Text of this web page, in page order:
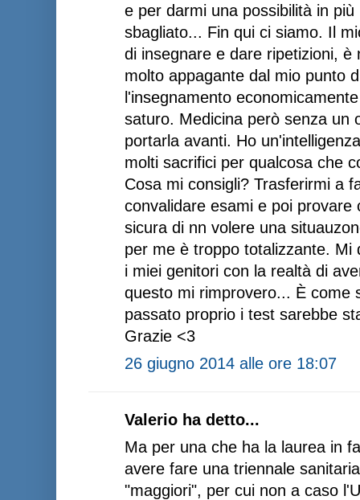
e per darmi una possibilità in
sbagliato... Fin qui ci siamo. Il
di insegnare e dare ripetizioni,
molto appagante dal mio punto
l'insegnamento
saturo. Medicina però senza un
portarla avanti. Ho
molti sacrifici per qualcosa che
Cosa mi consigli? Trasferirmi a
convalidare esami e poi
sicura di nn volere una
per me è troppo totalizzante. Mi
i miei genitori con la realtà di
questo mi rimprovero... È come
passato proprio i test sarebbe
Grazie <3
26 giugno 2014 alle ore 18:07
Valerio ha detto...
Ma per una che ha la laurea in
avere fare una triennale
"maggiori", per cui non a caso